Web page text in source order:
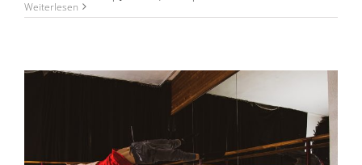
Erwachsene
Weiterlesen